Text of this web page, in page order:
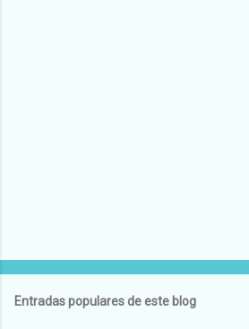
Entradas populares de este blog